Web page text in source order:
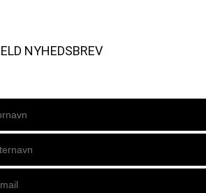
NYHEDSBREV